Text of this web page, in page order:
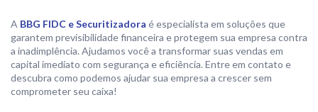
A BBG FIDC e Securitizadora é especialista em soluções que
garantem previsibilidade financeira e protegem sua empresa contra
a inadimplência. Ajudamos você a transformar suas vendas em
capital imediato com segurança e eficiência. Entre em contato e
descubra como podemos ajudar sua empresa a crescer sem
comprometer seu caixa!